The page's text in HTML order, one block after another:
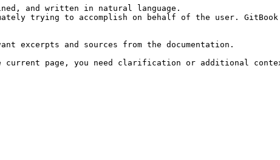
and written in natural language.
trying to accomplish on behalf of the user.
excerpts and sources from the documentation.
current page, you need clarification or additional